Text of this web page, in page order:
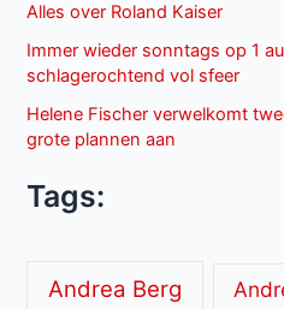
Alles over Roland Kaiser
Immer wieder sonntags op 1
schlagerochtend vol sfeer
Helene Fischer verwelkomt
grote plannen aan
Tags:
Andrea Berg